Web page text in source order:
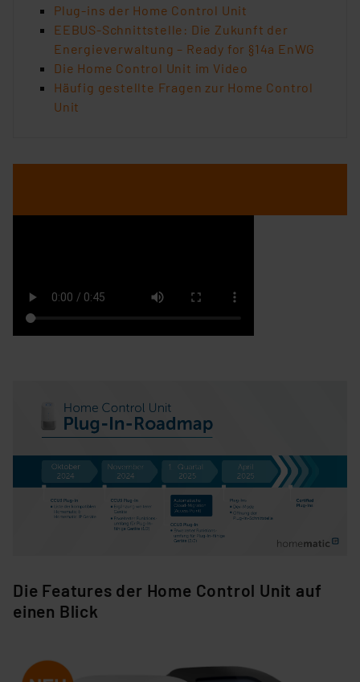
Plug-ins der Home Control Unit
EEBUS-Schnittstelle: Die Zukunft der
Energieverwaltung – Ready for §14a EnWG
Die Home Control Unit im Video
Häufig gestellte Fragen zur Home Control
Unit
Die Features der Home Control Unit auf
einen Blick